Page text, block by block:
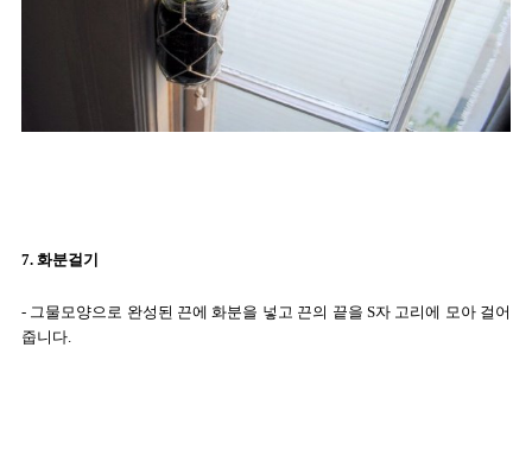
7. 화분걸기
- 그물모양으로 완성된 끈에 화분을 넣고 끈의 끝을 S자 고리에 모아 걸어
줍니다.